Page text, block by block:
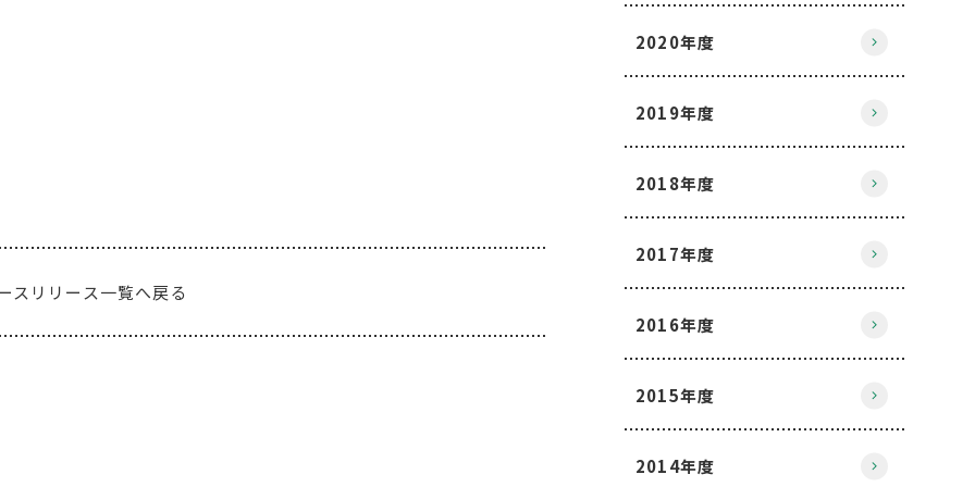
スリリース一覧へ戻る
2020年度
2019年度
2018年度
2017年度
2016年度
2015年度
2014年度